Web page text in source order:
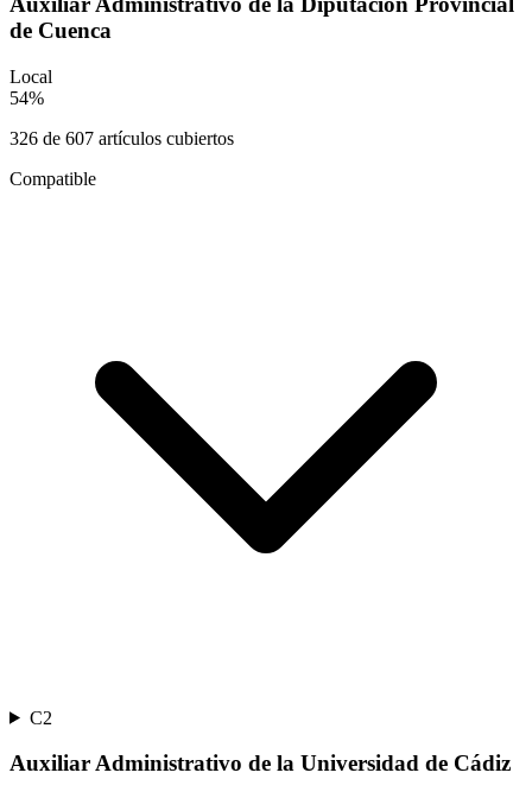
de Cuenca
Local
54%
326 de 607 artículos cubiertos
Compatible
C2
Auxiliar Administrativo de la Universidad de Cádiz